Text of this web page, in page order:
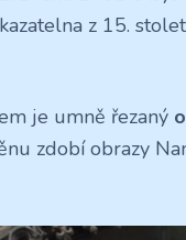
z 15.
je umně řezaný
zdobí obrazy